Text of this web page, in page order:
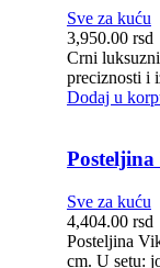
Sve za kuću
3,950.00 rsd
Crni
preciznosti i
Dodaj u
Sve za kuću
4,404.00 rsd
Posteljina
cm. U setu: